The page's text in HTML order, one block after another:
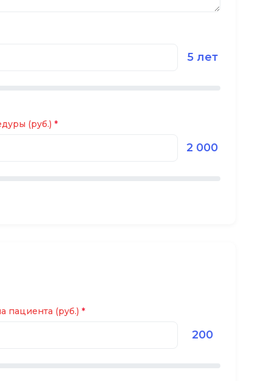
5 лет
(руб.)
2 000
пациента (руб.)
200